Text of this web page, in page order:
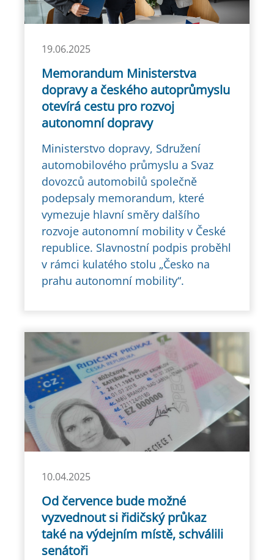
19.06.2025
Memorandum Ministerstva
dopravy a českého autoprůmyslu
otevírá cestu pro rozvoj
autonomní dopravy
Ministerstvo dopravy, Sdružení
automobilového průmyslu a Svaz
dovozců automobilů společně
podepsaly memorandum, které
vymezuje hlavní směry dalšího
rozvoje autonomní mobility v České
republice. Slavnostní podpis proběhl
v rámci kulatého stolu „Česko na
prahu autonomní mobility“.
10.04.2025
Od července bude možné
vyzvednout si řidičský průkaz
také na výdejním místě, schválili
senátoři